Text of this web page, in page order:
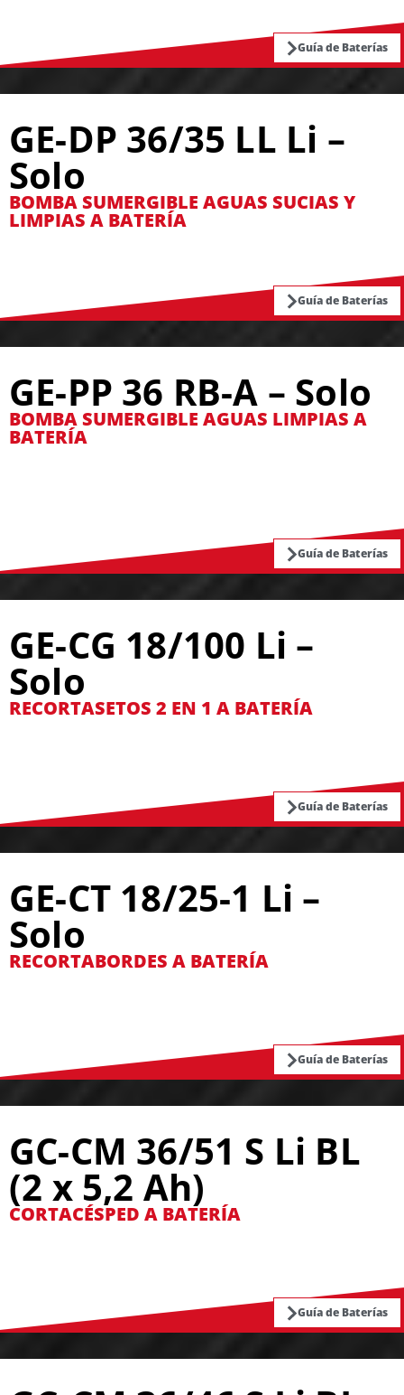
Guía de Baterías
GE-DP 36/35 LL Li –
Solo
BOMBA SUMERGIBLE AGUAS SUCIAS Y
LIMPIAS A BATERÍA
Guía de Baterías
GE-PP 36 RB-A – Solo
BOMBA SUMERGIBLE AGUAS LIMPIAS A
BATERÍA
Guía de Baterías
GE-CG 18/100 Li –
Solo
RECORTASETOS 2 EN 1 A BATERÍA
Guía de Baterías
GE-CT 18/25-1 Li –
Solo
RECORTABORDES A BATERÍA
Guía de Baterías
GC-CM 36/51 S Li BL
(2 x 5,2 Ah)
CORTACÉSPED A BATERÍA
Guía de Baterías